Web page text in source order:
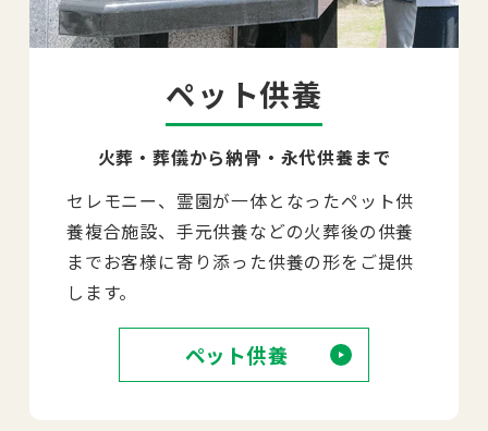
ペット供養
火葬・葬儀から納骨・永代供養まで
セレモニー、霊園が一体となったペット供
養複合施設、手元供養などの火葬後の供養
までお客様に寄り添った供養の形をご提供
します。
ペット供養